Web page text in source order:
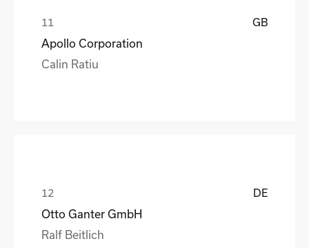
GB
Apollo Corporation
Calin Ratiu
DE
Otto Ganter GmbH
Ralf Beitlich